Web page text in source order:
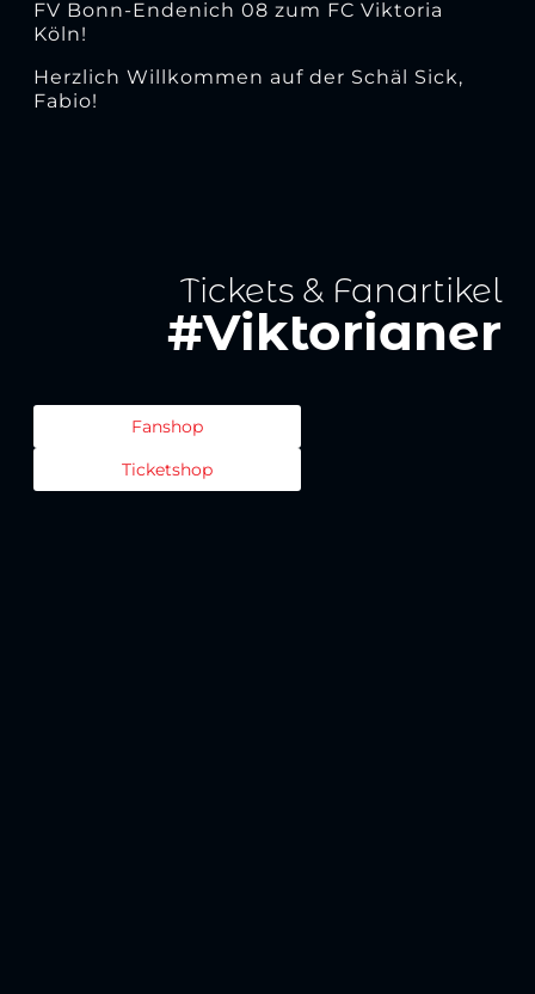
FV Bonn-Endenich 08 zum FC Viktoria
Köln!
Herzlich Willkommen auf der Schäl Sick,
Fabio!
Tickets & Fanartikel
#Viktorianer
Fanshop
Ticketshop